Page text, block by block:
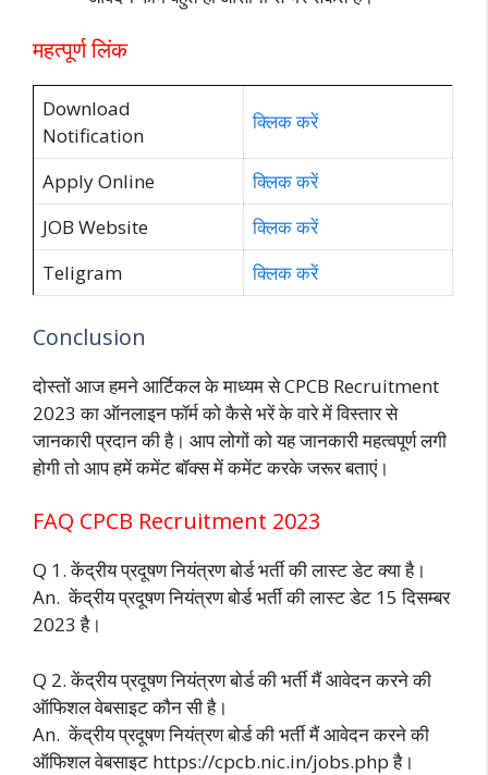
महत्पूर्ण लिंक
Download
Notification
क्लिक करें
Apply Online
क्लिक करें
JOB Website
क्लिक करें
Teligram
क्लिक करें
Conclusion
दोस्तों आज हमने आर्टिकल के माध्यम से CPCB Recruitment
2023 का ऑनलाइन फॉर्म को कैसे भरें के वारे में विस्तार से
जानकारी प्रदान की है। आप लोगों को यह जानकारी महत्वपूर्ण लगी
होगी तो आप हमें कमेंट बॉक्स में कमेंट करके जरूर बताएं।
FAQ CPCB Recruitment 2023
Q 1. केंद्रीय प्रदूषण नियंत्रण बोर्ड भर्ती की लास्ट डेट क्या है।
An. केंद्रीय प्रदूषण नियंत्रण बोर्ड भर्ती की लास्ट डेट 15 दिसम्बर
2023 है।
Q 2. केंद्रीय प्रदूषण नियंत्रण बोर्ड की भर्ती मैं आवेदन करने की
ऑफिशल वेबसाइट कौन सी है।
An. केंद्रीय प्रदूषण नियंत्रण बोर्ड की भर्ती मैं आवेदन करने की
ऑफिशल वेबसाइट https://cpcb.nic.in/jobs.php है।